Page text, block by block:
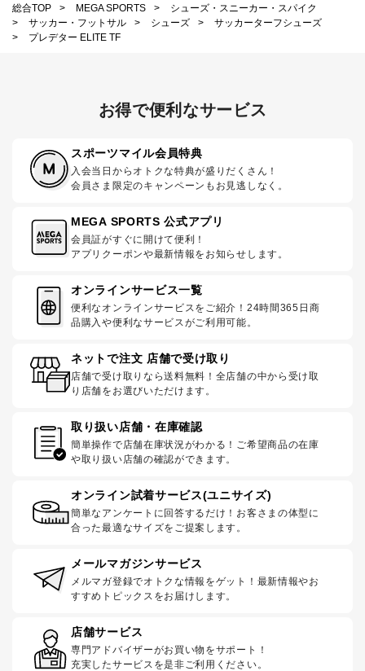
総合TOP
> MEGA SPORTS >
シューズ・スニーカー・スパイク
>
サッカー・フットサル > シューズ >
サッカーターフシューズ
>
プレデター ELITE TF
お得で便利なサービス
スポーツマイル会員特典
入会当日からオトクな特典が盛りだくさん！
会員さま限定のキャンペーンもお見逃しなく。
MEGA SPORTS 公式アプリ
会員証がすぐに開けて便利！
アプリクーポンや最新情報をお知らせします。
オンラインサービス一覧
便利なオンラインサービスをご紹介！24時間365日商
品購入や便利なサービスがご利用可能。
ネットで注文 店舗で受け取り
店舗で受け取りなら送料無料！全店舗の中から受け取
り店舗をお選びいただけます。
取り扱い店舗・在庫確認
簡単操作で店舗在庫状況がわかる！ご希望商品の在庫
や取り扱い店舗の確認ができます。
オンライン試着サービス(ユニサイズ)
簡単なアンケートに回答するだけ！お客さまの体型に
合った最適なサイズをご提案します。
メールマガジンサービス
メルマガ登録でオトクな情報をゲット！最新情報やお
すすめトピックスをお届けします。
店舗サービス
専門アドバイザーがお買い物をサポート！
充実したサービスを是非ご利用ください。